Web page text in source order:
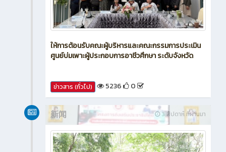
ให้การต้อนรับคณะผู้บริหารและคณะกรรมการประเมิน
ศูนย์บ่มเพาะผู้ประกอบการอาชีวศึกษา ระดับจังหวัด
ข่าวสาร (ทั่วไป) 5236 0
3 สัปดาห์ ที่ผ่านมา
新闻